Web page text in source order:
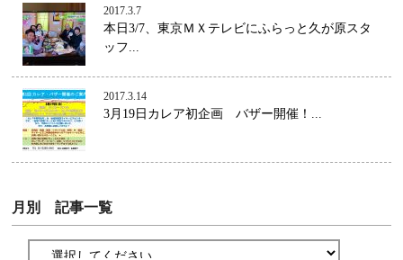
2017.3.7
本日3/7、東京ＭＸテレビにふらっと久が原スタ
ッフ...
2017.3.14
3月19日カレア初企画 バザー開催！...
月別 記事一覧